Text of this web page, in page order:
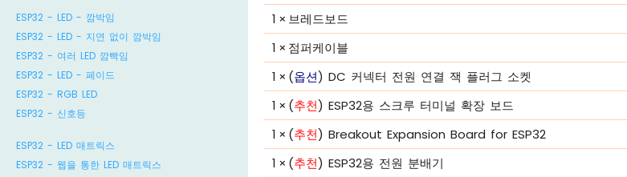
ESP32 - LED - 깜박임
ESP32 - LED - 지연 없이 깜박임
ESP32 - 여러 LED 깜빡임
ESP32 - LED - 페이드
ESP32 - RGB LED
ESP32 - 신호등
ESP32 - LED 매트릭스
ESP32 - 웹을 통한 LED 매트릭스
1 × 브레드보드
1 × 점퍼케이블
1 × (옵션) DC 커넥터 전원 연결 잭 플러그 소켓
1 × (추천) ESP32용 스크루 터미널 확장 보드
1 × (추천) Breakout Expansion Board for ESP32
1 × (추천) ESP32용 전원 분배기